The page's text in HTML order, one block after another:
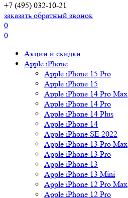
+7 (495) 032-10-21
заказать обратный звонок
0
0
Акции и скидки
Apple iPhone
Apple iPhone 15 Pro
Apple iPhone 15
Apple iPhone 14 Pro Max
Apple iPhone 14 Pro
Apple iPhone 14 Plus
Apple iPhone 14
Apple iPhone SE 2022
Apple iPhone 13 Pro Max
Apple iPhone 13 Pro
Apple iPhone 13
Apple iPhone 13 Mini
Apple iPhone 12 Pro Max
Apple iPhone 12 Pro